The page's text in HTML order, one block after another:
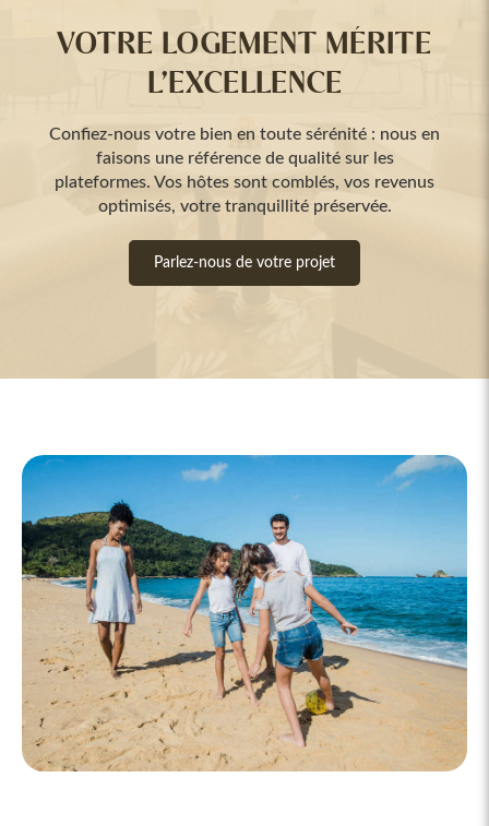
VOTRE LOGEMENT MÉRITE
L’EXCELLENCE
Confiez-nous votre bien en toute sérénité : nous en
faisons une référence de qualité sur les
plateformes. Vos hôtes sont comblés, vos revenus
optimisés, votre tranquillité préservée.
Parlez-nous de votre projet